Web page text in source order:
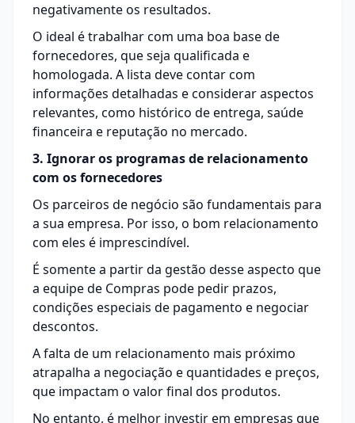
negativamente os resultados.
O ideal é trabalhar com uma boa base de
fornecedores, que seja qualificada e
homologada. A lista deve contar com
informações detalhadas e considerar aspectos
relevantes, como histórico de entrega, saúde
financeira e reputação no mercado.
3. Ignorar os programas de relacionamento
com os fornecedores
Os parceiros de negócio são fundamentais para
a sua empresa. Por isso, o bom relacionamento
com eles é imprescindível.
É somente a partir da gestão desse aspecto que
a equipe de Compras pode pedir prazos,
condições especiais de pagamento e negociar
descontos.
A falta de um relacionamento mais próximo
atrapalha a negociação e quantidades e preços,
que impactam o valor final dos produtos.
No entanto, é melhor investir em empresas que